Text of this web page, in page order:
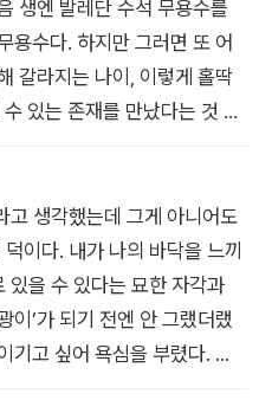
생엔 발레단 수석 무용수를
용수다. 하지만 그러면 또 어
갈라지는 나이, 이렇게 홀딱
있는 존재를 만났다는 것 자
고 생각했는데 그게 아니어도
이다. 내가 나의 바닥을 느끼
있을 수 있다는 묘한 자각과
이’가 되기 전엔 안 그랬더랬
기고 싶어 욕심을 부렸다. 그
러 톱니바퀴가 어긋나며 바닥